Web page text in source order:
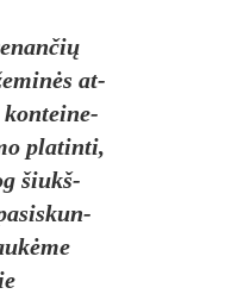
at­
kon­tei­ne­
pla­tin­ti,
šiukš­